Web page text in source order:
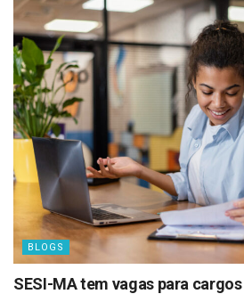
BLOGS
SESI-MA tem vagas para